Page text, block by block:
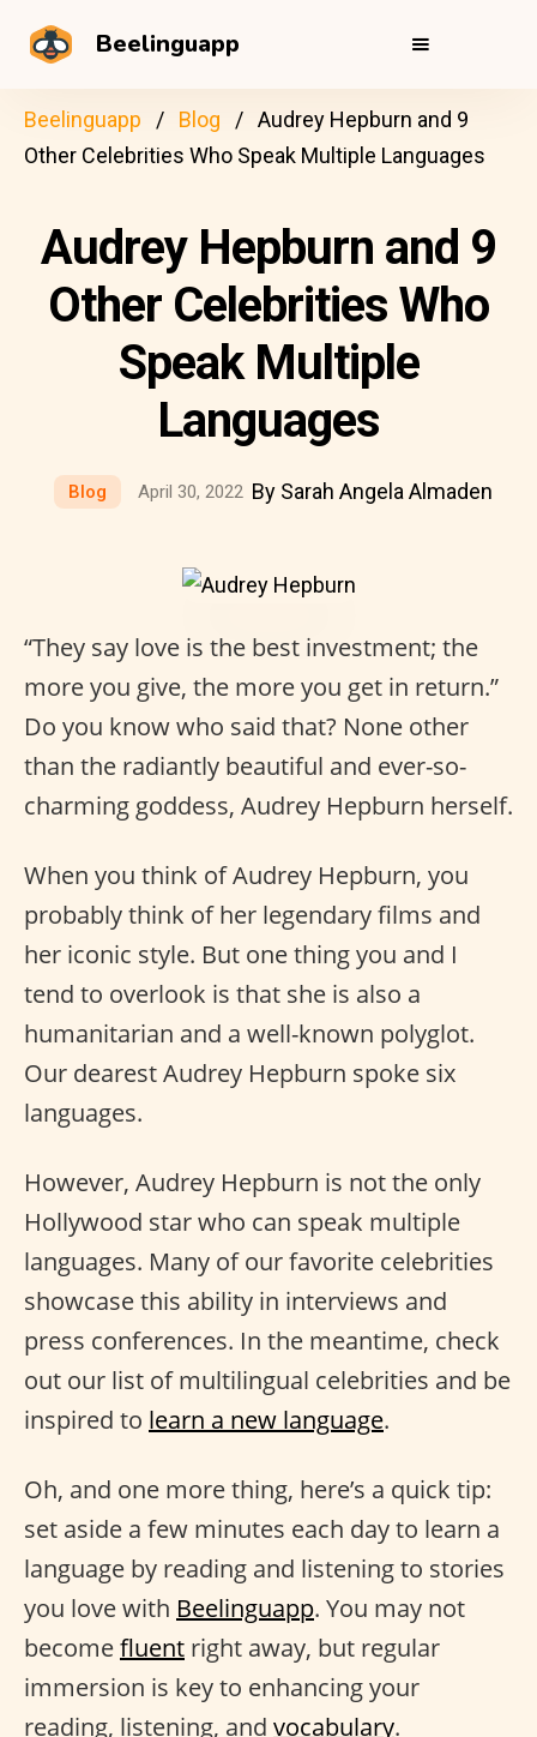
Beelinguapp
Beelinguapp Blog
Audrey Hepburn and 9
Other Celebrities Who Speak Multiple Languages
Audrey Hepburn and 9
Other Celebrities Who
Speak Multiple
Languages
Blog April 30, 2022 By Sarah Angela Almaden
“They say love is the best investment; the
more you give, the more you get in return.”
Do you know who said that? None other
than the radiantly beautiful and ever-so-
charming goddess, Audrey Hepburn herself.
When you think of Audrey Hepburn, you
probably think of her legendary films and
her iconic style. But one thing you and I
tend to overlook is that she is also a
humanitarian and a well-known polyglot.
Our dearest Audrey Hepburn spoke six
languages.
However, Audrey Hepburn is not the only
Hollywood star who can speak multiple
languages. Many of our favorite celebrities
showcase this ability in interviews and
press conferences. In the meantime, check
out our list of multilingual celebrities and be
inspired to learn a new language.
Oh, and one more thing, here’s a quick tip:
set aside a few minutes each day to learn a
language by reading and listening to stories
you love with Beelinguapp. You may not
becomefluent right away, but regular
immersion is key to enhancing your
reading, listening, and vocabulary.